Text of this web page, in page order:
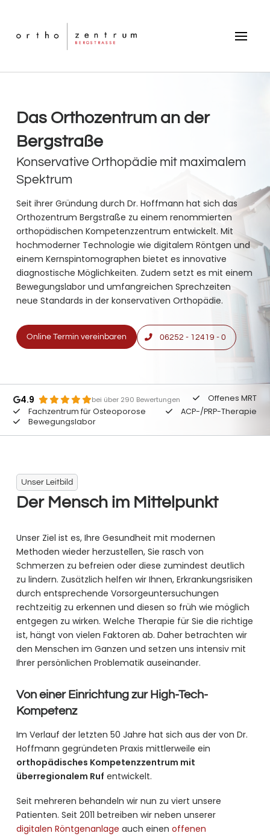
Das Orthozentrum an der
Bergstraße
Konservative Orthopädie mit maximalem
Spektrum
Seit ihrer Gründung durch Dr. Hoffmann hat sich das
Orthozentrum Bergstraße zu einem renommierten
orthopädischen Kompetenzzentrum entwickelt. Mit
hochmoderner Technologie wie digitalem Röntgen und
einem Kernspintomographen bietet es innovative
diagnostische Möglichkeiten. Zudem setzt es mit einem
Bewegungslabor und umfangreichen Sprechzeiten
neue Standards in der konservativen Orthopädie.
Online Termin vereinbaren 06252 - 12419 - 0
4.9 bei über 290 Bewertungen
Offenes MRT
Fachzentrum für Osteoporose
ACP-/PRP-Therapie
Bewegungslabor
Unser Leitbild
Der Mensch im Mittelpunkt
Unser Ziel ist es, Ihre Gesundheit mit modernen
Methoden wieder herzustellen, Sie rasch von
Schmerzen zu befreien oder diese zumindest deutlich
zu lindern. Zusätzlich helfen wir Ihnen, Erkrankungsrisiken
durch entsprechende Vorsorgeuntersuchungen
rechtzeitig zu erkennen und diesen so früh wie möglich
entgegen zu wirken. Welche Therapie für Sie die richtige
ist, hängt von vielen Faktoren ab. Daher betrachten wir
den Menschen im Ganzen und setzen uns intensiv mit
Ihrer persönlichen Problematik auseinander.
Von einer Einrichtung zur High-Tech-
Kompetenz
Im Verlauf der letzten 50 Jahre hat sich aus der von Dr.
Hoffmann gegründeten Praxis mittlerweile ein
orthopädisches Kompetenzzentrum mit
überregionalem Ruf entwickelt.
Seit mehreren behandeln wir nun zu viert unsere
Patienten. Seit 2011 betreiben wir neben unserer
digitalen Röntgenanlage auch einen offenen